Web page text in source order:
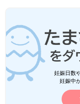
妊娠日数
妊娠中